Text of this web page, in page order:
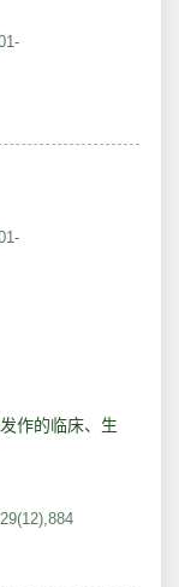
作的临床、生